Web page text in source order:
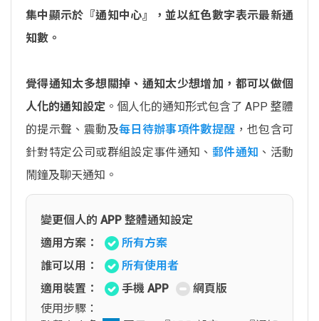
集中顯示於『通知中心』，並以紅色數字表示最新通
知數。
覺得通知太多想關掉、通知太少想增加，都可以做個
人化的通知設定 。個人化的通知形式包含了 APP 整體
的提示聲、震動及每日待辦事項件數提醒 ，也包含可
針對特定公司或群組設定事件通知、 郵件通知 、活動
鬧鐘及聊天通知。
變更個人的 APP 整體通知設定
適用方案：
所有方案
誰可以用：
所有使用者
適用裝置：
手機 APP
網頁版
使用步驟：